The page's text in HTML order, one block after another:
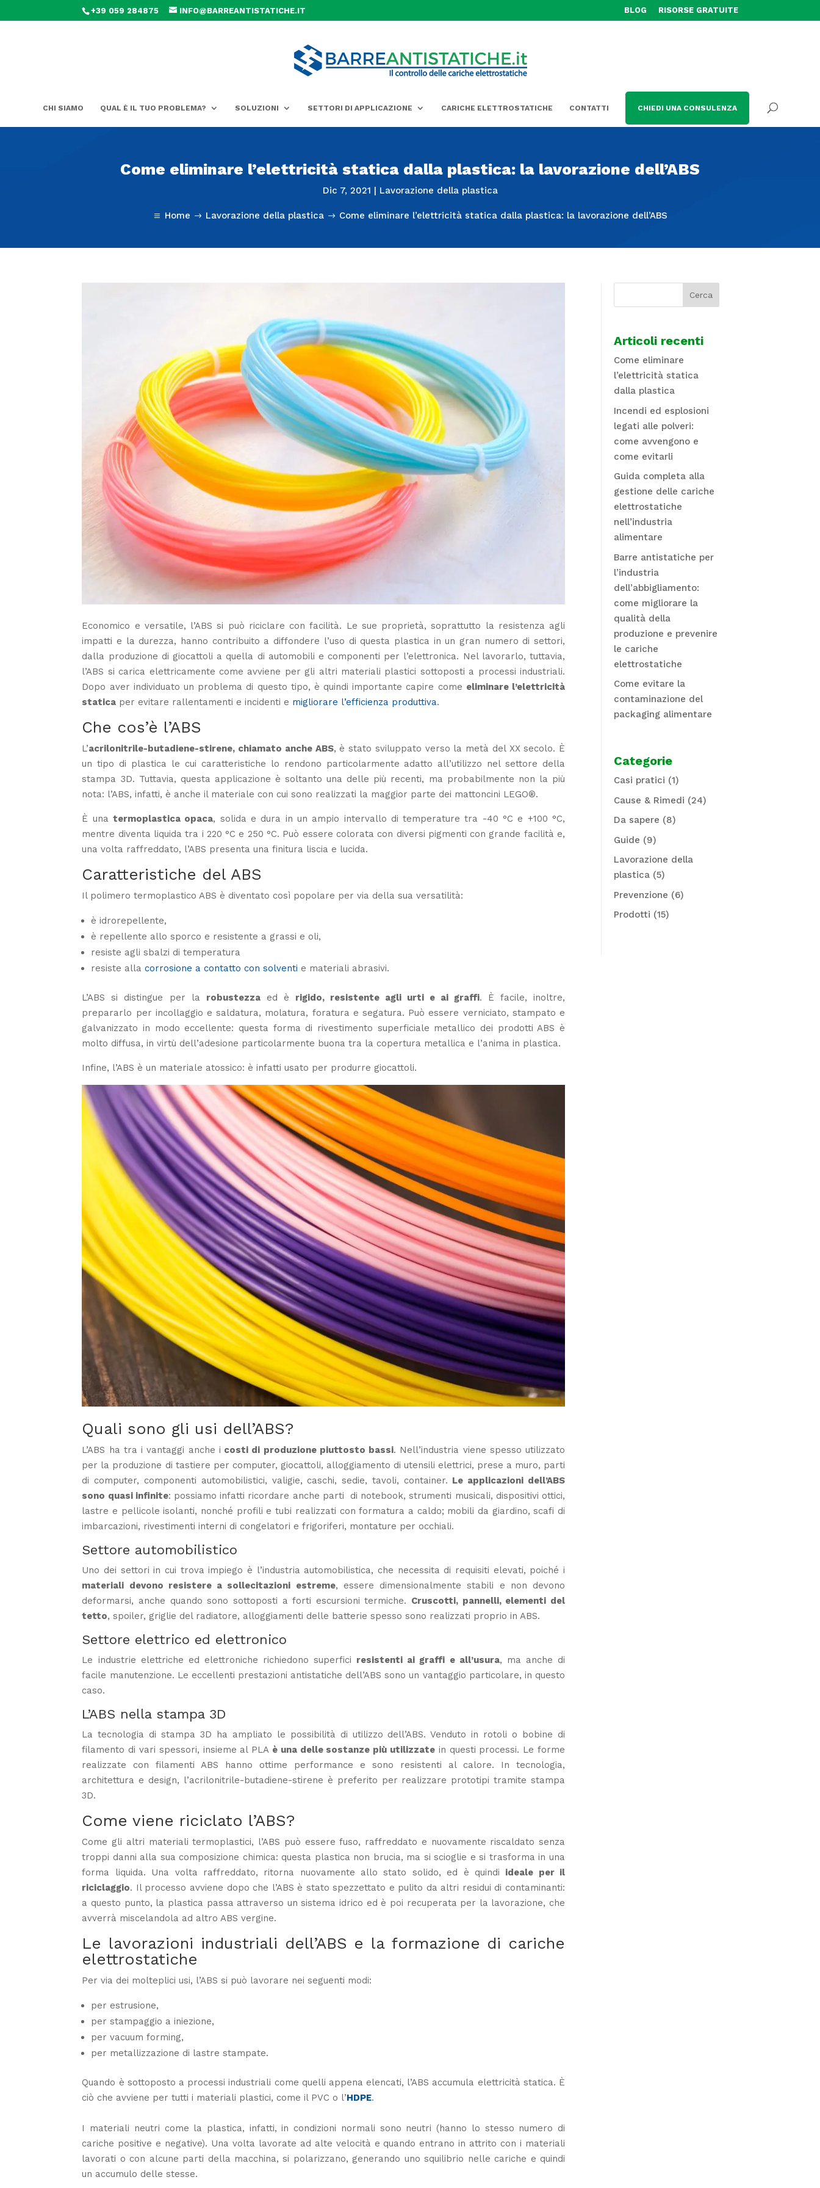
+39 059 284875 INFO@BARREANTISTATICHE.IT BLOG RISORSE GRATUITE
CHI SIAMO QUAL È IL TUO PROBLEMA? SOLUZIONI SETTORI DI APPLICAZIONE CARICHE ELETTROSTATICHE CONTATTI CHIEDI UNA CONSULENZA
Come eliminare l’elettricità statica dalla plastica: la lavorazione dell’ABS
Dic 7, 2021 | Lavorazione della plastica
a Home $ Lavorazione della plastica $ Come eliminare l’elettricità statica dalla plastica: la lavorazione dell’ABS
Economico e versatile, l’ABS si può riciclare con facilità. Le sue proprietà, soprattutto la resistenza agli
impatti e la durezza, hanno contribuito a diffondere l’uso di questa plastica in un gran numero di settori,
dalla produzione di giocattoli a quella di automobili e componenti per l’elettronica. Nel lavorarlo, tuttavia,
l’ABS si carica elettricamente come avviene per gli altri materiali plastici sottoposti a processi industriali.
Dopo aver individuato un problema di questo tipo, è quindi importante capire come eliminare l’elettricità
statica per evitare rallentamenti e incidenti e migliorare l’efficienza produttiva.
Che cos’è l’ABS
L’acrilonitrile-butadiene-stirene, chiamato anche ABS, è stato sviluppato verso la metà del XX secolo. È
un tipo di plastica le cui caratteristiche lo rendono particolarmente adatto all’utilizzo nel settore della
stampa 3D. Tuttavia, questa applicazione è soltanto una delle più recenti, ma probabilmente non la più
nota: l’ABS, infatti, è anche il materiale con cui sono realizzati la maggior parte dei mattoncini LEGO®.
È unatermoplastica opaca, solida e dura in un ampio intervallo di temperature tra -40 °C e +100 °C,
mentre diventa liquida tra i 220 °C e 250 °C. Può essere colorata con diversi pigmenti con grande facilità e,
una volta raffreddato, l’ABS presenta una finitura liscia e lucida.
Caratteristiche del ABS
Il polimero termoplastico ABS è diventato così popolare per via della sua versatilità:
è idrorepellente,
è repellente allo sporco e resistente a grassi e oli,
resiste agli sbalzi di temperatura
resiste allacorrosione a contatto con solventi e materiali abrasivi.
L’ABS si distingue per la robustezzaed è rigido, resistente agli urti e ai graffi. È facile, inoltre,
prepararlo per incollaggio e saldatura, molatura, foratura e segatura. Può essere verniciato, stampato e
galvanizzato in modo eccellente: questa forma di rivestimento superficiale metallico dei prodotti ABS è
molto diffusa, in virtù dell’adesione particolarmente buona tra la copertura metallica e l’anima in plastica.
Infine, l’ABS è un materiale atossico: è infatti usato per produrre giocattoli.
Quali sono gli usi dell’ABS?
L’ABS ha tra i vantaggi anche i costi di produzione piuttosto bassi. Nell’industria viene spesso utilizzato
per la produzione di tastiere per computer, giocattoli, alloggiamento di utensili elettrici, prese a muro, parti
di computer, componenti automobilistici, valigie, caschi, sedie, tavoli, container. Le applicazioni dell’ABS
sono quasi infinite: possiamo infatti ricordare anche parti di notebook, strumenti musicali, dispositivi ottici,
lastre e pellicole isolanti, nonché profili e tubi realizzati con formatura a caldo; mobili da giardino, scafi di
imbarcazioni, rivestimenti interni di congelatori e frigoriferi, montature per occhiali.
Settore automobilistico
Uno dei settori in cui trova impiego è l’industria automobilistica, che necessita di requisiti elevati, poiché i
materiali devono resistere a sollecitazioni estreme, essere dimensionalmente stabili e non devono
deformarsi, anche quando sono sottoposti a forti escursioni termiche. Cruscotti, pannelli, elementi del
tetto, spoiler, griglie del radiatore, alloggiamenti delle batterie spesso sono realizzati proprio in ABS.
Settore elettrico ed elettronico
Le industrie elettriche ed elettroniche richiedono superfici resistenti ai graffi e all’usura, ma anche di
facile manutenzione. Le eccellenti prestazioni antistatiche dell’ABS sono un vantaggio particolare, in questo
caso.
L’ABS nella stampa 3D
La tecnologia di stampa 3D ha ampliato le possibilità di utilizzo dell’ABS. Venduto in rotoli o bobine di
filamento di vari spessori, insieme al PLA è una delle sostanze più utilizzate in questi processi. Le forme
realizzate con filamenti ABS hanno ottime performance e sono resistenti al calore. In tecnologia,
architettura e design, l’acrilonitrile-butadiene-stirene è preferito per realizzare prototipi tramite stampa
3D.
Come viene riciclato l’ABS?
Come gli altri materiali termoplastici, l’ABS può essere fuso, raffreddato e nuovamente riscaldato senza
troppi danni alla sua composizione chimica: questa plastica non brucia, ma si scioglie e si trasforma in una
forma liquida. Una volta raffreddato, ritorna nuovamente allo stato solido, ed è quindi ideale per il
riciclaggio. Il processo avviene dopo che l’ABS è stato spezzettato e pulito da altri residui di contaminanti:
a questo punto, la plastica passa attraverso un sistema idrico ed è poi recuperata per la lavorazione, che
avverrà miscelandola ad altro ABS vergine.
Le lavorazioni industriali dell’ABS e la formazione di cariche
elettrostatiche
Per via dei molteplici usi, l’ABS si può lavorare nei seguenti modi:
per estrusione,
per stampaggio a iniezione,
pervacuum forming,
per metallizzazione di lastre stampate.
Quando è sottoposto a processi industriali come quelli appena elencati, l’ABS accumula elettricità statica. È
ciò che avviene per tutti i materiali plastici, come il PVC o l’HDPE.
I materiali neutri come la plastica, infatti, in condizioni normali sono neutri (hanno lo stesso numero di
cariche positive e negative). Una volta lavorate ad alte velocità e quando entrano in attrito con i materiali
lavorati o con alcune parti della macchina, si polarizzano, generando uno squilibrio nelle cariche e quindi
un accumulo delle stesse.
Articoli recenti
Come eliminare
l’elettricità statica
dalla plastica
Incendi ed esplosioni
legati alle polveri:
come avvengono e
come evitarli
Guida completa alla
gestione delle cariche
elettrostatiche
nell’industria
alimentare
Barre antistatiche per
l’industria
dell’abbigliamento:
come migliorare la
qualità della
produzione e prevenire
le cariche
elettrostatiche
Come evitare la
contaminazione del
packaging alimentare
Categorie
Casi pratici (1)
Cause & Rimedi (24)
Da sapere (8)
Guide (9)
Lavorazione della
plastica (5)
Prevenzione (6)
Prodotti (15)